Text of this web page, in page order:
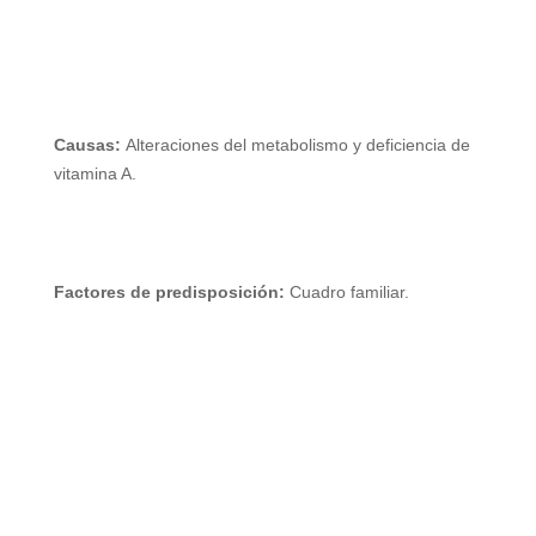
Causas: Alteraciones del metabolismo y deficiencia de
vitamina A.
Factores de predisposición: Cuadro familiar.